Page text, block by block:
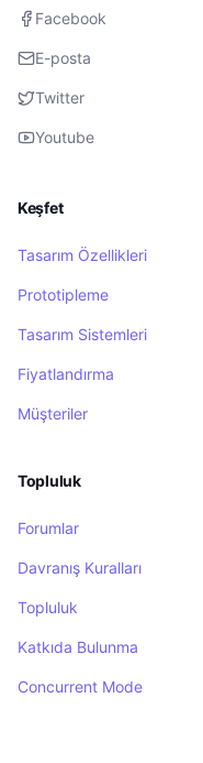
Facebook
E-posta
Twitter
Youtube
Keşfet
Tasarım Özellikleri
Prototipleme
Tasarım Sistemleri
Fiyatlandırma
Müşteriler
Topluluk
Forumlar
Davranış Kuralları
Topluluk
Katkıda Bulunma
Concurrent Mode